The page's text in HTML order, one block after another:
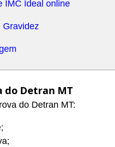
IMC Ideal online
Gravidez
do Detran MT
do Detran MT: